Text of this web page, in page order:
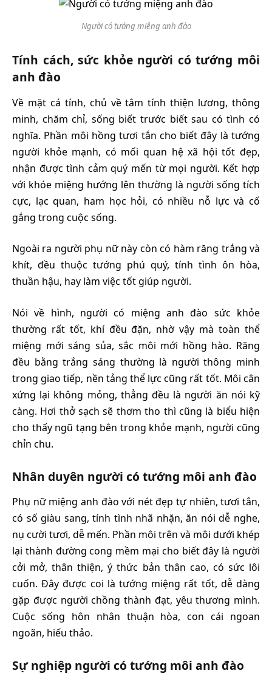
Người có tướng miệng anh đào
Tính cách, sức khỏe người có tướng môi
anh đào
Về mặt cá tính, chủ về tâm tính thiện lương, thông
minh, chăm chỉ, sống biết trước biết sau có tình có
nghĩa. Phần môi hồng tươi tắn cho biết đây là tướng
người khỏe mạnh, có mối quan hệ xã hội tốt đẹp,
nhận được tình cảm quý mến từ mọi người. Kết hợp
với khóe miệng hướng lên thường là người sống tích
cực, lạc quan, ham học hỏi, có nhiều nỗ lực và cố
gắng trong cuộc sống.
Ngoài ra người phụ nữ này còn có hàm răng trắng và
khít, đều thuộc tướng phú quý, tính tình ôn hòa,
thuần hậu, hay làm việc tốt giúp người.
Nói về hình, người có miệng anh đào sức khỏe
thường rất tốt, khí đều đặn, nhờ vậy mà toàn thể
miệng mới sáng sủa, sắc môi mới hồng hào. Răng
đều bằng trắng sáng thường là người thông minh
trong giao tiếp, nền tảng thể lực cũng rất tốt. Môi cân
xứng lại không mỏng, thẳng đều là người ăn nói kỹ
càng. Hơi thở sạch sẽ thơm tho thì cũng là biểu hiện
cho thấy ngũ tạng bên trong khỏe mạnh, người cũng
chỉn chu.
Nhân duyên người có tướng môi anh đào
Phụ nữ miệng anh đào với nét đẹp tự nhiên, tươi tắn,
có số giàu sang, tính tình nhã nhặn, ăn nói dễ nghe,
nụ cười tươi, dễ mến. Phần môi trên và môi dưới khép
lại thành đường cong mềm mại cho biết đây là người
cởi mở, thân thiện, ý thức bản thân cao, có sức lôi
cuốn. Đây được coi là tướng miệng rất tốt, dễ dàng
gặp được người chồng thành đạt, yêu thương mình.
Cuộc sống hôn nhân thuận hòa, con cái ngoan
ngoãn, hiếu thảo.
Sự nghiệp người có tướng môi anh đào